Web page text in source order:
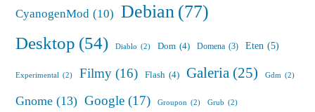
CyanogenMod (10) Debian(77)
Desktop (54) Diablo (2) Dom (4) Domena (3) Eten (5)
Experimental (2) Filmy (16) Flash (4) Galeria (25) Gdm (2)
Gnome (13) Google (17) Groupon (2) Grub (2)